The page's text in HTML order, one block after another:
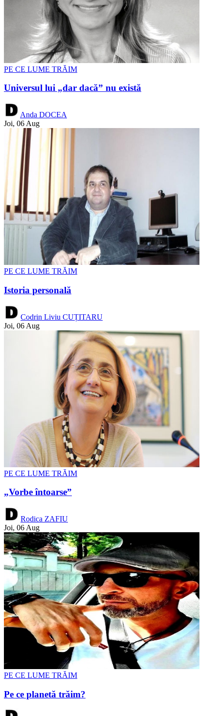
PE CE LUME TRĂIM
Universul lui „dar dacă” nu există
Anda DOCEA
Joi, 06 Aug
PE CE LUME TRĂIM
Istoria personală
Codrin Liviu CUȚITARU
Joi, 06 Aug
PE CE LUME TRĂIM
„Vorbe întoarse”
Rodica ZAFIU
Joi, 06 Aug
PE CE LUME TRĂIM
Pe ce planetă trăim?